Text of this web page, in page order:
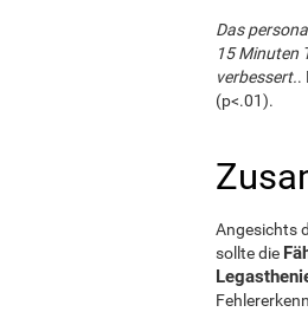
Das
15 Minuten
verbessert..
(p<.01).
Angesichts
sollte die